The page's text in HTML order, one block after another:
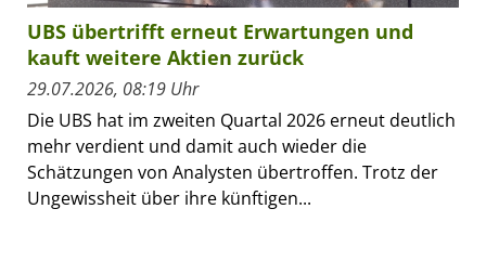
UBS übertrifft erneut Erwartungen und
kauft weitere Aktien zurück
29.07.2026, 08:19 Uhr
Die UBS hat im zweiten Quartal 2026 erneut deutlich
mehr verdient und damit auch wieder die
Schätzungen von Analysten übertroffen. Trotz der
Ungewissheit über ihre künftigen...